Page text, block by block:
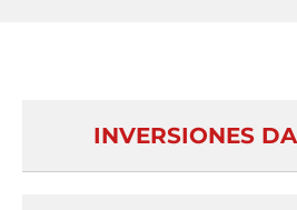
INVERSIONES